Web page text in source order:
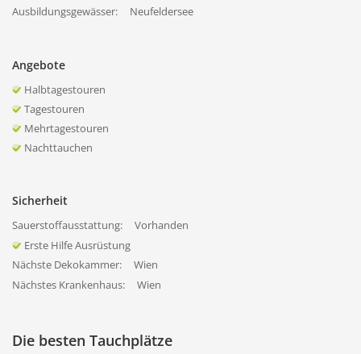
Ausbildungsgewässer:
Neufeldersee
Angebote
Halbtagestouren
Tagestouren
Mehrtagestouren
Nachttauchen
Sicherheit
Sauerstoffausstattung:
Vorhanden
Erste Hilfe Ausrüstung
Nächste Dekokammer:
Wien
Nächstes Krankenhaus:
Wien
Die besten Tauchplätze